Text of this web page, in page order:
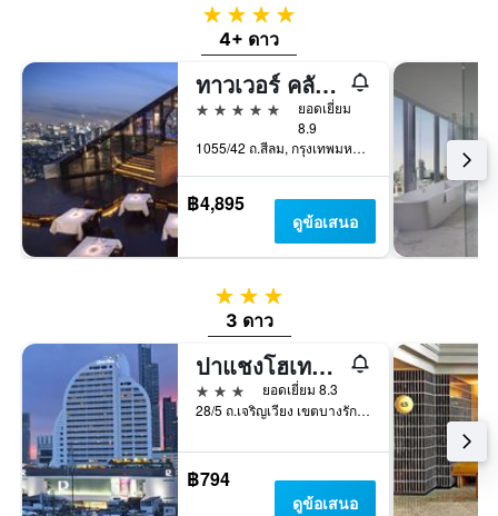
4 ดาว
4+ ดาว
ทาวเวอร์ คลับ แอท เลอบัว
5 ดาว
ยอดเยี่ยม
8.9
1055/42 ถ.สีลม, กรุงเทพมหานคร, ประเทศไทย
฿4,895
ดูข้อเสนอ
3 ดาว
3 ดาว
ปาแชงโฮเทลเดอแบงคอก
3 ดาว
ยอดเยี่ยม 8.3
28/5 ถ.เจริญเวียง เขตบางรัก, กรุงเทพมหานคร, ประเทศไทย
฿794
ดูข้อเสนอ